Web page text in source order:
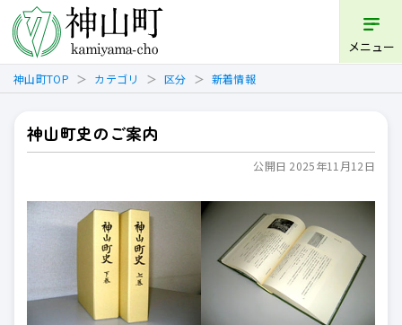
メニュー
神山町TOP カテゴリ 区分 新着情報
神山町史のご案内
公開日 2025年11月12日